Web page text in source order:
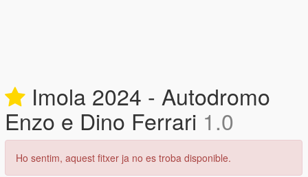
Imola 2024 - Autodromo
Enzo e Dino Ferrari 1.0
Ho sentim, aquest fitxer ja no es troba disponible.